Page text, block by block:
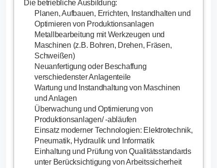
Die betriebliche Ausbildung:
Planen, Aufbauen, Errichten, Instandhalten und
Optimieren von Produktionsanlagen
Metallbearbeitung mit Werkzeugen und
Maschinen (z.B. Bohren, Drehen, Fräsen,
Schweißen)
Neuanfertigung oder Beschaffung
verschiedenster Anlagenteile
Wartung und Instandhaltung von Maschinen
und Anlagen
Überwachung und Optimierung von
Produktionsanlagen/ -abläufen
Einsatz moderner Technologien: Elektrotechnik,
Pneumatik, Hydraulik und Informatik
Einhaltung und Prüfung von Qualitätsstandards
unter Berücksichtigung von Arbeitssicherheit